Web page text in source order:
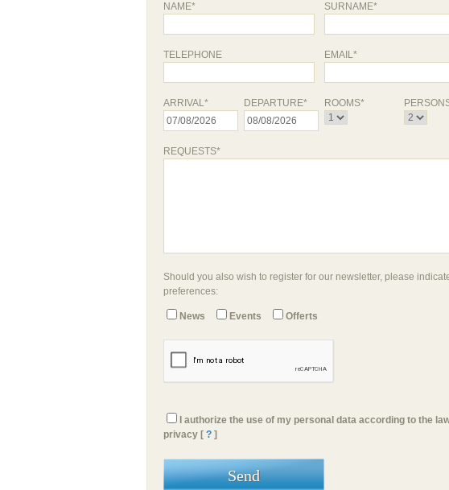
NAME* SURNAME*
TELEPHONE EMAIL*
ARRIVAL* DEPARTURE* ROOMS*
REQUESTS*
Should you also wish to register for our newsletter, please
preferences:
News Events Offerts
I authorize the use of my personal data according to the
privacy [ ? ]